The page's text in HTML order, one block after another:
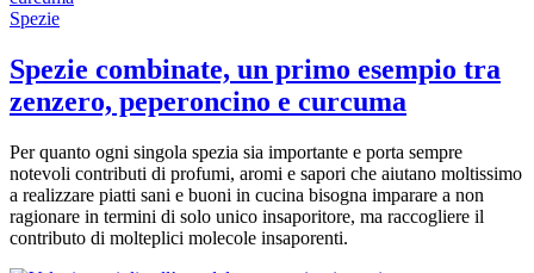
Spezie
Spezie combinate, un primo esempio tra
zenzero, peperoncino e curcuma
Per quanto ogni singola spezia sia importante e porta sempre
notevoli contributi di profumi, aromi e sapori che aiutano moltissimo
a realizzare piatti sani e buoni in cucina bisogna imparare a non
ragionare in termini di solo unico insaporitore, ma raccogliere il
contributo di molteplici molecole insaporenti.